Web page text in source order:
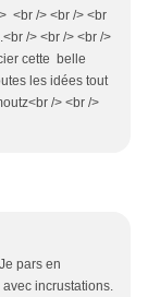
<br /> <br /> <br
/> <br /> <br />
cette belle
les idées tout
/> <br />
pars en
incrustations.